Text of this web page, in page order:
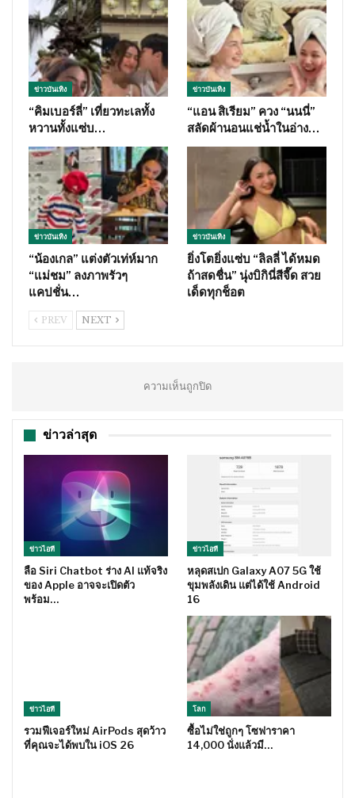
ข่าวบันเทิง
“คิมเบอร์ลี่” เที่ยวทะเลทั้ง
หวานทั้งแซ่บ…
ข่าวบันเทิง
“แอน สิเรียม” ควง “นนนี่”
สลัดผ้านอนแช่น้ำในอ่าง…
ข่าวบันเทิง
“น้องเกล” แต่งตัวเท่ห์มาก
“แม่ชม” ลงภาพรัวๆ
แคปชั่น…
ข่าวบันเทิง
ยิ่งโตยิ่งแซ่บ “ลิลลี่ ได้หมด
ถ้าสดชื่น” นุ่งบิกินี่สีจี๊ด สวย
เด็ดทุกช็อต
PREV NEXT
ความเห็นถูกปิด
ข่าวล่าสุด
ข่าวไอที
ลือ Siri Chatbot ร่าง AI แท้จริง
ของ Apple อาจจะเปิดตัว
พร้อม…
ข่าวไอที
หลุดสเปก Galaxy A07 5G ใช้
ขุมพลังเดิน แต่ได้ใช้ Android
16
ข่าวไอที
รวมฟีเจอร์ใหม่ AirPods สุดว้าว
ที่คุณจะได้พบใน iOS 26
โลก
ซื้อไม่ใช่ถูกๆ โซฟาราคา
14,000 นั่งแล้วมี…